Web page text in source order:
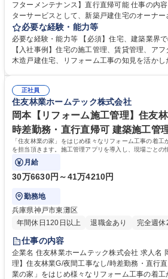
フターメンテナンス】直行直帰可能 仕事の内容 「住友林業の家」のアフ
ターサービスとして、新築戸建住宅のオーナ
していただいた一般のお客様を対象に、定期的
業務を担当していただきます。 【具体的には】■定期点検：お客様宅を訪
問し、建物全体の点検を実施します(点検数：
不具合の発生時お客様からの連絡に対し、訪問
相談に乗りながら家に関する悩みの解決をサ
囲：会社の定める業務≫ 募集職種 岐阜【「住友林業の家」アフターメン
テナンス】直行直帰可能
必要な経験・能力等
必要な経験・能力等 【必須】住宅、建築業界
【入社事例】住宅の施工管理、賃貸管理、ア
木造戸建住宅、リフォーム工事の知見を活かしたい方歓
ることがやりがいです。 【教育制度】入社後は
す。その後も、フォロー研修や社内資格取得に
で、職種未経験の方も安心して就業いただけます。 学歴・資格
学院 大学 高専 短大 専修学校 高校 語学力： 資
動車
正社員
住友林業ホームテック株式会社
岡本【リフォーム施工管理】住友
時差勤務・直行直帰可 建築施工管
「住友林業の家」をはじめ様々なリフォーム工事の着
を担当頂きます。施工管理アプリを導入し、現場ごとの
取り組みも積極的に行っています。
月給
30万6630円～41万4210円
勤務地
兵庫県神戸市東灘区
年間休日120日以上
退職金あり 完全週休
仕事の内容
企業名 住友林業ホームテック株式会社 求人名 岡本【リフォーム施工管
理】住友林業G/夜間工事なし/時差勤務・直行直帰可 仕事の内容
業の家」をはじめ様々なリフォーム工事の着